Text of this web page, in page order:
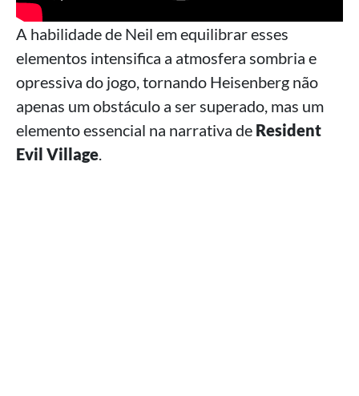
A habilidade de Neil em equilibrar esses
elementos intensifica a atmosfera sombria e
opressiva do jogo, tornando Heisenberg não
apenas um obstáculo a ser superado, mas um
elemento essencial na narrativa de Resident
Evil Village.